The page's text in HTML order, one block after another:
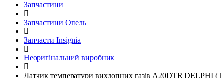
Запчастини
Запчастини Опель
Запчасти Insignia
Неоригінальний виробник
Датчик температури вихлопних газів A20DTR DELPHI